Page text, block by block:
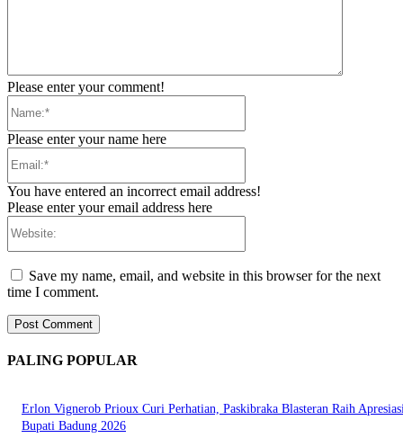
Please enter your comment!
Please enter your name here
You have entered an incorrect email address!
Please enter your email address here
Save my name, email, and website in this browser for the next
time I comment.
PALING POPULAR
Erlon Vignerob Prioux Curi Perhatian, Paskibraka Blasteran Raih
Bupati Badung 2026